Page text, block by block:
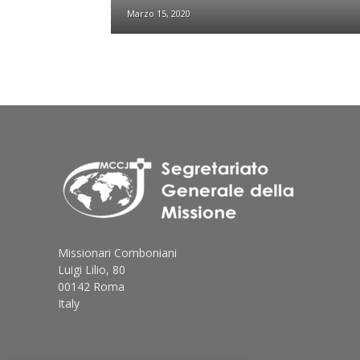
Marzo 15, 2020
Missionari Comboniani
Luigi Lilio, 80
00142 Roma
Italy